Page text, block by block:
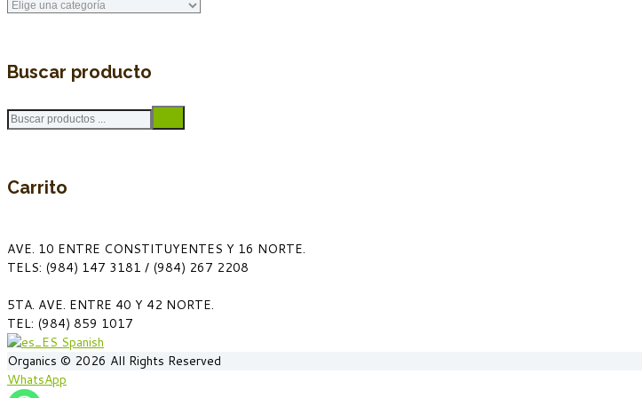
Buscar producto
Carrito
AVE. 10 ENTRE CONSTITUYENTES Y 16 NORTE.
TELS: (984) 147 3181 / (984) 267 2208
5TA. AVE. ENTRE 40 Y 42 NORTE.
TEL: (984) 859 1017
Spanish
Organics © 2026 All Rights Reserved
WhatsApp